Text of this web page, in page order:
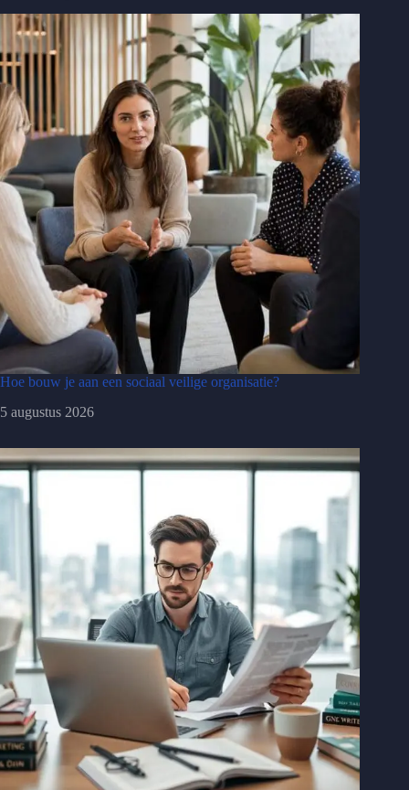
Hoe bouw je aan een sociaal veilige organisatie?
5 augustus 2026